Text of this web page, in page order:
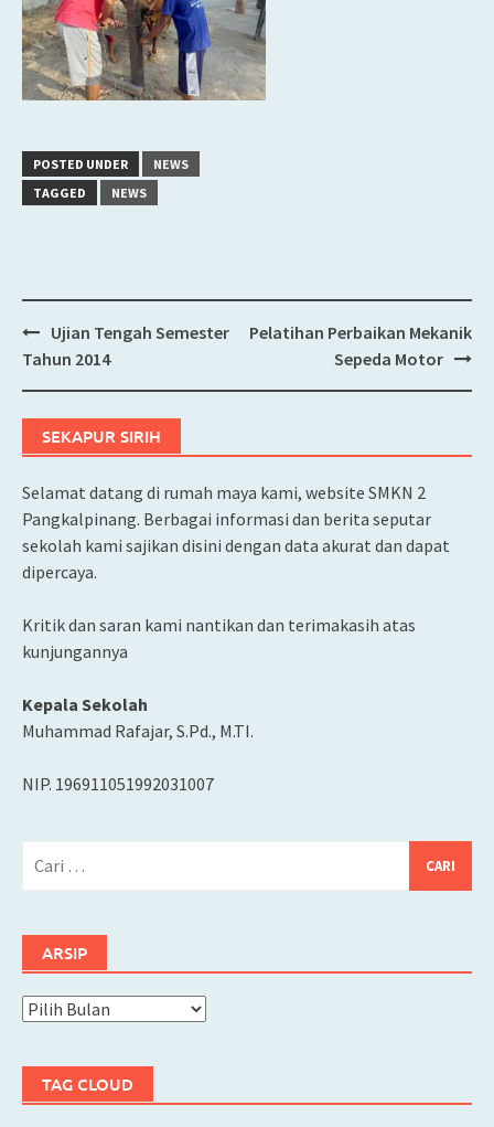
POSTED UNDER
NEWS
TAGGED
NEWS
Post
Ujian Tengah Semester
Tahun 2014
Pelatihan Perbaikan Mekanik
Sepeda Motor
SEKAPUR SIRIH
Selamat datang di rumah maya kami, website SMKN 2
Pangkalpinang. Berbagai informasi dan berita seputar
sekolah kami sajikan disini dengan data akurat dan dapat
dipercaya.
Kritik dan saran kami nantikan dan terimakasih atas
kunjungannya
Kepala Sekolah
Muhammad Rafajar, S.Pd., M.TI.
NIP. 196911051992031007
ARSIP
Arsip
TAG CLOUD